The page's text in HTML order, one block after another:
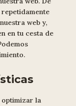
web y,
en tu cesta de
optimizar la